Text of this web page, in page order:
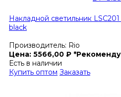
Накладной светильник
black
Производитель: Rio
Цена: 5566,00 ₽
Есть в наличии
Купить оптом Заказать